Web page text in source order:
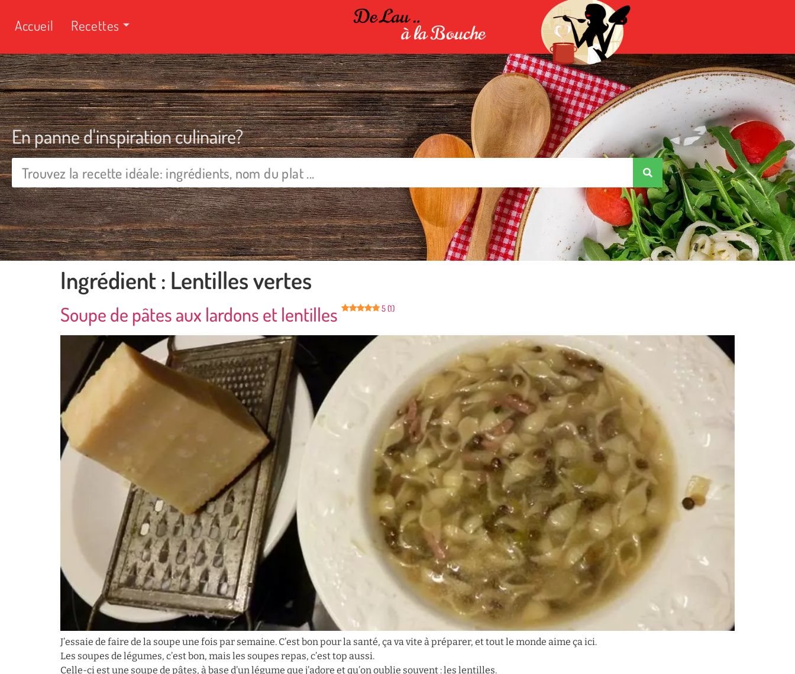
Accueil Recettes
En panne d'inspiration culinaire?
Ingrédient : Lentilles vertes
Soupe de pâtes aux lardons et lentilles 5 (1)
J’essaie de faire de la soupe une fois par semaine. C’est bon pour la santé, ça va vite à préparer, et tout le monde aime ça ici.
Les soupes de légumes, c’est bon, mais les soupes repas, c’est top aussi.
Celle-ci est une soupe de pâtes, à base d’un légume que j’adore et qu’on oublie souvent : les lentilles.